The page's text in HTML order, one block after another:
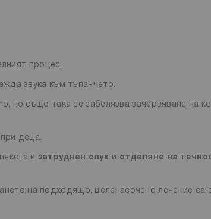
процес.
звука към тъпанчето.
о, но също така се забелязва зачервяване на
деца.
и затруднен слух и отделяне на
на подходящо, целенасочено лечение са